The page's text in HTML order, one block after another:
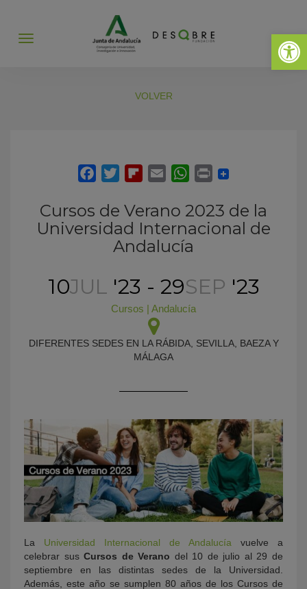
Abrir
Abrir
VOLVER
Cursos de Verano 2023 de la
Universidad Internacional de
Andalucía
10JUL '23 - 29SEP '23
Cursos | Andalucía
DIFERENTES SEDES EN LA RÁBIDA, SEVILLA, BAEZA Y
MÁLAGA
La Universidad Internacional de Andalucía vuelve a
celebrar susCursos de Verano del 10 de julio al 29 de
septiembre en las distintas sedes de la Universidad.
Además, este año se sumplen 80 años de los Cursos de